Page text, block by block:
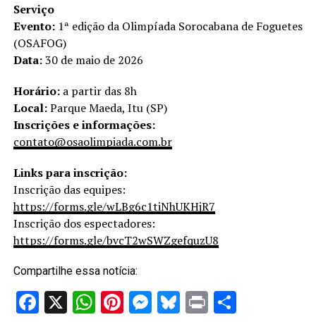
Serviço
Evento:1ª edição da Olimpíada Sorocabana de Foguetes
(OSAFOG)
Data:30 de maio de 2026
Horário:a partir das 8h
Local:Parque Maeda, Itu (SP)
Inscrições e informações:
contato@osaolimpiada.com.br
Linkspara inscrição:
Inscrição das equipes:
https://forms.gle/wLBg6c1tiNhUKHjR7
Inscrição dos espectadores:
https://forms.gle/bvcT2wSWZgefquzU8
Compartilhe essa notícia:
Facebook
X WhatsApp
Pinterest
Messenger
Bluesky
PrintShare